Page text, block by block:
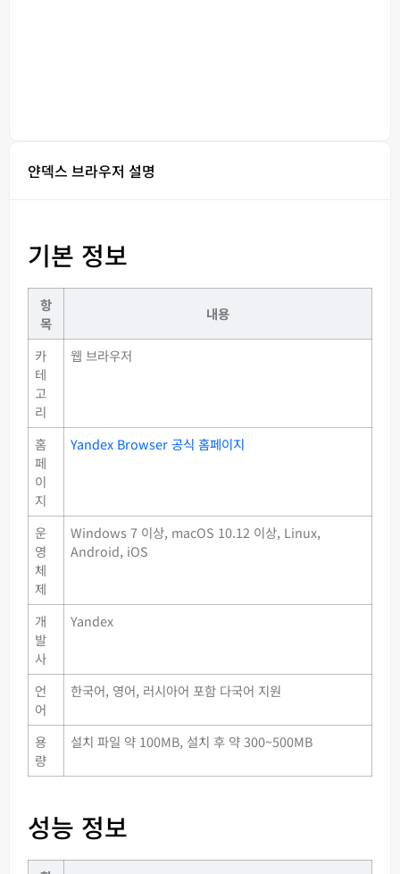
얀덱스 브라우저 설명
기본 정보
항
목
내용
카
테
고
리
웹 브라우저
홈
페
이
지
Yandex Browser 공식 홈페이지
운
영
체
제
Windows 7 이상, macOS 10.12 이상, Linux,
Android, iOS
개
발
사
Yandex
언
어
한국어, 영어, 러시아어 포함 다국어 지원
용
량
설치 파일 약 100MB, 설치 후 약 300~500MB
성능 정보